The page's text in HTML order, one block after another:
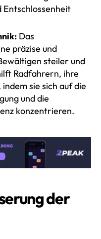
Das
präzise und
steiler und
Radfahrern, ihre
sie sich auf die
und die
konzentrieren.
der